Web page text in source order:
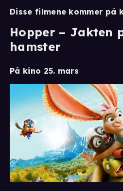
Disse filmene kommer på
Hopper – Jakten
hamster
På kino 25. mars